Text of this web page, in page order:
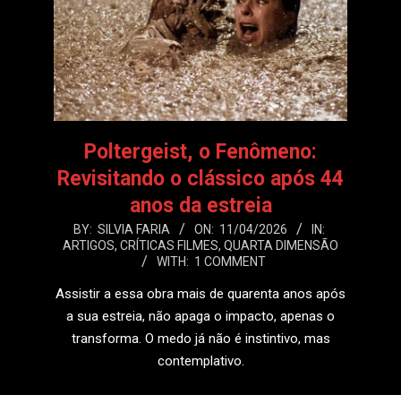
Poltergeist, o Fenômeno:
Revisitando o clássico após 44
anos da estreia
2026-
04-
BY: SILVIA FARIA ON: 11/04/2026
IN:
ARTIGOS, CRÍTICAS FILMES, QUARTA DIMENSÃO
WITH: 1 COMMENT
Assistir a essa obra mais de quarenta anos após
a sua estreia, não apaga o impacto, apenas o
transforma. O medo já não é instintivo, mas
contemplativo.